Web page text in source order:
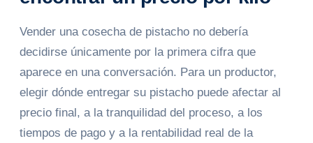
Vender una cosecha de pistacho no debería
decidirse únicamente por la primera cifra que
aparece en una conversación. Para un productor,
elegir dónde entregar su pistacho puede afectar al
precio final, a la tranquilidad del proceso, a los
tiempos de pago y a la rentabilidad real de la